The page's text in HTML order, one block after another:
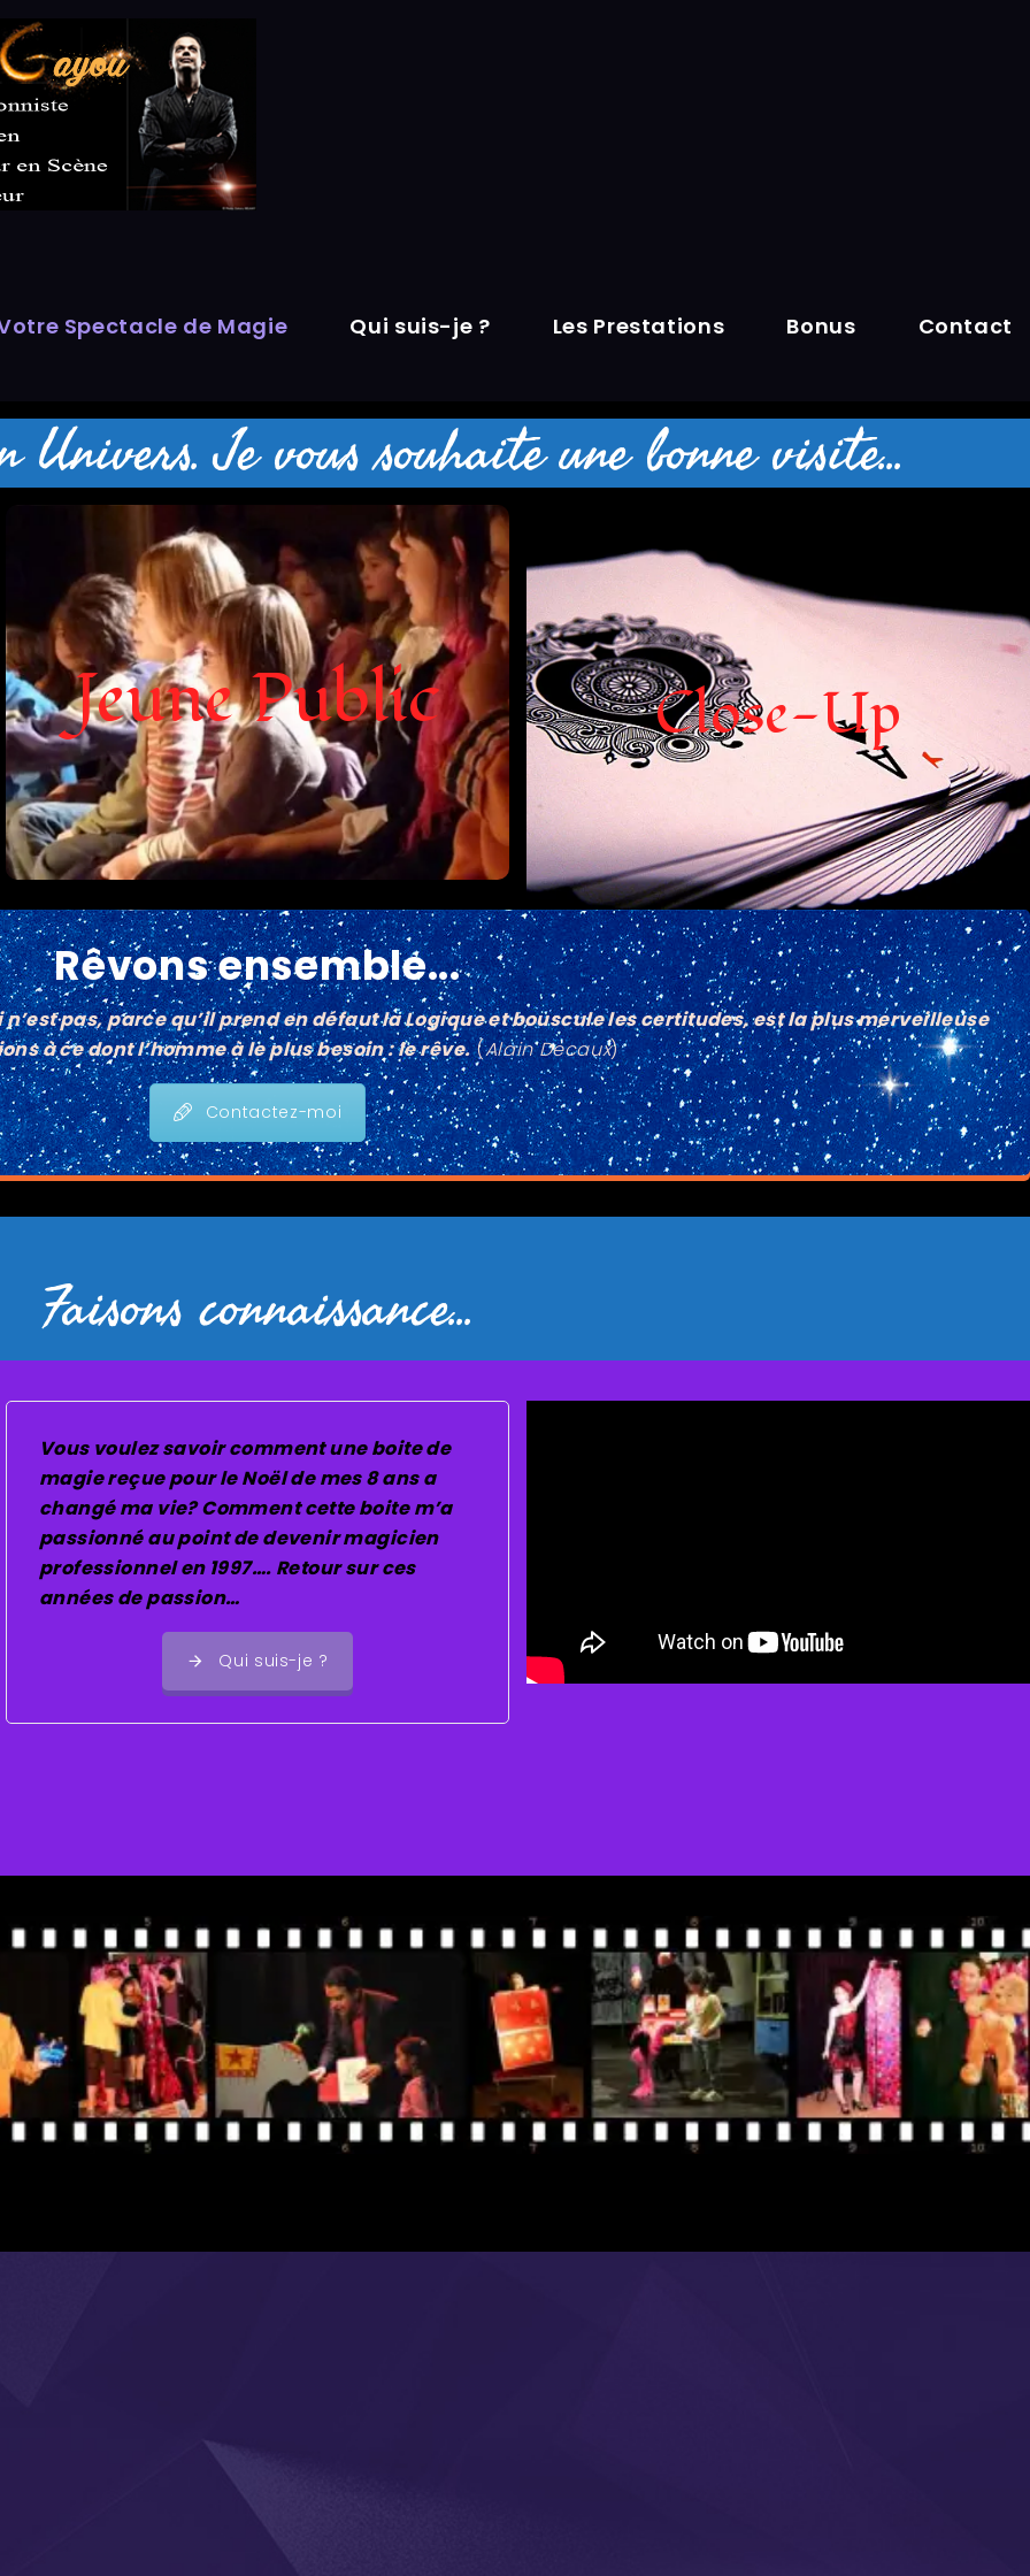
Spectacle de Magie Qui suis-je ? Les Prestations Bonus Contact
Univers. Je vous souhaite une bonne visite...
Jeune Public
Jeune Public
Sébastien est l’un des rares spécialistes en
France du spectacle Jeune Public. Habitué des
théâtres parisiens ou avignonnais, choisissez
l’un de ses spectacles pour votre spectacle de
Noël, carnaval, fête de fin d’année, festival ou
tout autre événement consacré aux enfants.
Je découvre...
Close-Up
Close-Up
Sébastien passe de table en table parmi vos
convives pour proposer une animation
originale, dynamique, inventive et moderne. Le
close-up est l’élément de la réussite de votre
soirée. Humour et mystère sont au rendez-
vous avec des cartes ou votre propre
Je découvre...
Rêvons ensemble...
pas, parce qu’il prend en défaut la Logique et bouscule les certitudes, est la plus merveilleuse
à ce dont l’homme à le plus besoin : le rêve.(Alain Decaux)
Contactez-moi
Faisons connaissance...
Vous voulez savoir comment une boite de
magie reçue pour le Noël de mes 8 ans a
changé ma vie? Comment cette boite m’a
passionné au point de devenir magicien
professionnel en 1997…. Retour sur ces
années de passion…
Qui suis-je ?